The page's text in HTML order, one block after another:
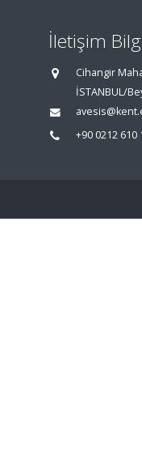
İletişim
Cihangir
İSTANBUL/
+90 0212 610